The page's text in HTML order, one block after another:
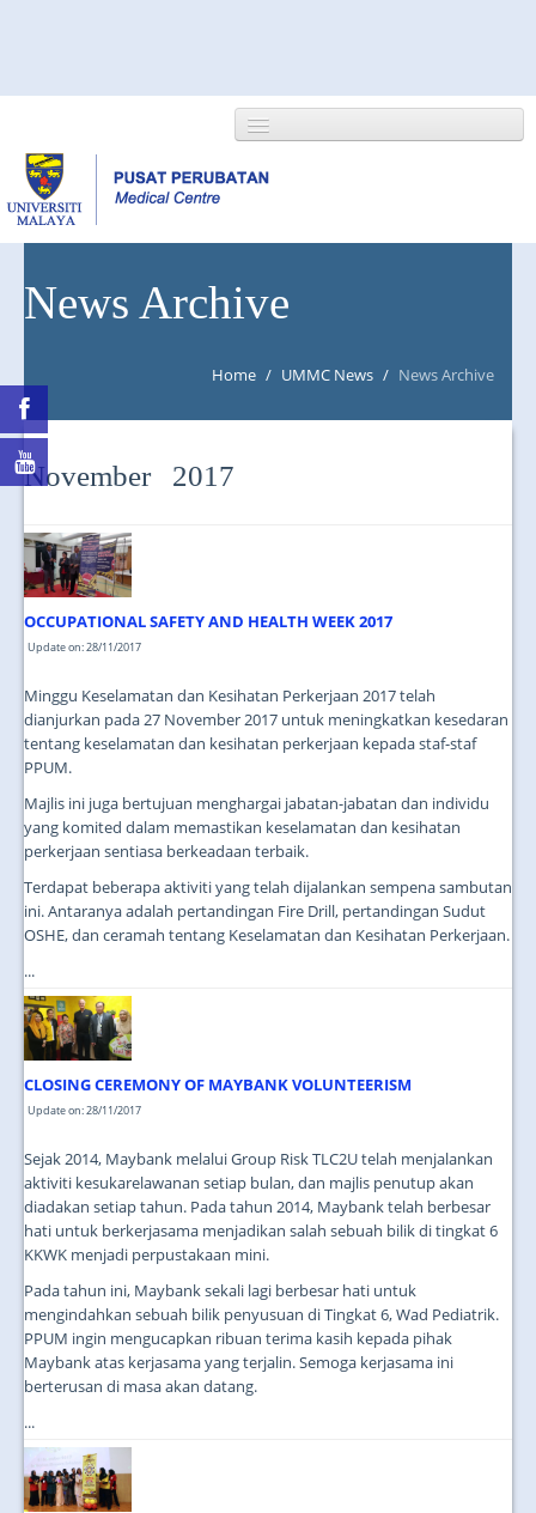
NEWS/EVENTS
News Archive
Home / UMMC News / News Archive
November 2017
OCCUPATIONAL SAFETY AND HEALTH WEEK 2017
Update on: 28/11/2017
Minggu Keselamatan dan Kesihatan Perkerjaan 2017 telah
dianjurkan pada 27 November 2017 untuk meningkatkan kesedaran
tentang keselamatan dan kesihatan perkerjaan kepada staf-staf
PPUM.
Majlis ini juga bertujuan menghargai jabatan-jabatan dan individu
yang komited dalam memastikan keselamatan dan kesihatan
perkerjaan sentiasa berkeadaan terbaik.
Terdapat beberapa aktiviti yang telah dijalankan sempena sambutan
ini. Antaranya adalah pertandingan Fire Drill, pertandingan Sudut
OSHE, dan ceramah tentang Keselamatan dan Kesihatan Perkerjaan.
...
CLOSING CEREMONY OF MAYBANK VOLUNTEERISM
Update on: 28/11/2017
Sejak 2014, Maybank melalui Group Risk TLC2U telah menjalankan
aktiviti kesukarelawanan setiap bulan, dan majlis penutup akan
diadakan setiap tahun. Pada tahun 2014, Maybank telah berbesar
hati untuk berkerjasama menjadikan salah sebuah bilik di tingkat 6
KKWK menjadi perpustakaan mini.
Pada tahun ini, Maybank sekali lagi berbesar hati untuk
mengindahkan sebuah bilik penyusuan di Tingkat 6, Wad Pediatrik.
PPUM ingin mengucapkan ribuan terima kasih kepada pihak
Maybank atas kerjasama yang terjalin. Semoga kerjasama ini
berterusan di masa akan datang.
...